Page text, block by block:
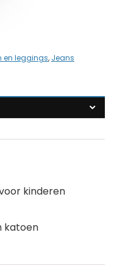
en leggings, Jeans
kinderen
katoen